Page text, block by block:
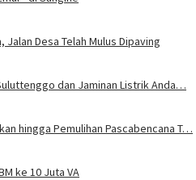
Desa Telah Mulus Dipaving
dan Jaminan Listrik Anda…
hingga Pemulihan Pascabencana T…
ke 10 Juta VA